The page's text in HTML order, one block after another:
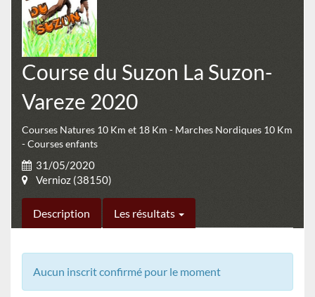
Course du Suzon La Suzon-
Vareze 2020
Courses Natures 10 Km et 18 Km - Marches Nordiques 10 Km
- Courses enfants
31/05/2020
Vernioz (38150)
Description Les résultats
Aucun inscrit confirmé pour le moment